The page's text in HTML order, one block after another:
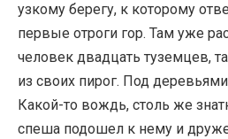
узкому берегу, к которому
первые отроги гор. Там уже
человек двадцать туземцев,
из своих пирог. Под
Какой-то вождь, столь же
спеша подошел к нему и